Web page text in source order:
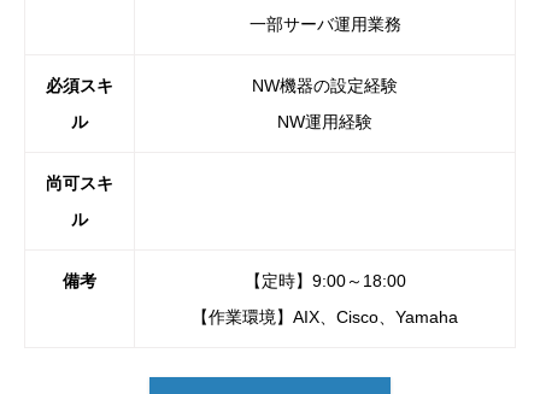
一部サーバ運用業務
必須スキ
ル
NW機器の設定経験
NW運用経験
尚可スキ
ル
備考
【定時】9:00～18:00
【作業環境】AIX、Cisco、Yamaha